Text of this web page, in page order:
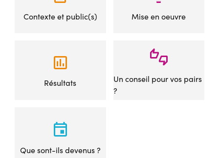
Contexte et public(s) Mise en oeuvre
Résultats
Un conseil pour vos pairs
?
Que sont-ils devenus ?